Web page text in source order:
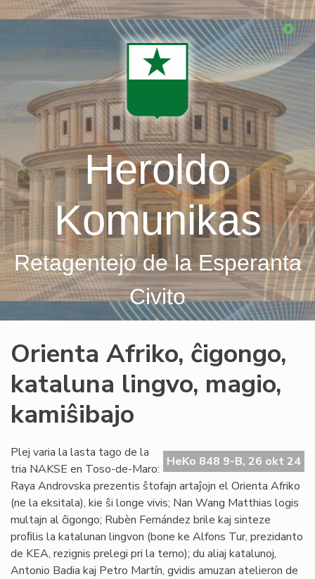
Skip
Heroldo
Komunikas
Retagentejo de la Esperanta
Civito
Orienta Afriko, ĉigongo,
kataluna lingvo, magio,
kamiŝibajo
HeKo 848 9-B, 26 okt 24
Plej varia la lasta tago de la
tria NAKSE en Toso-de-Maro:
Raya Androvska prezentis ŝtofajn artaĵojn el Orienta Afriko
(ne la eksitala), kie ŝi longe vivis; Nan Wang Matthias logis
multajn al ĉigongo; Rubèn Fernández brile kaj sinteze
proﬁlis la katalunan lingvon (bone ke Alfons Tur, prezidanto
de KEA, rezignis prelegi pri la temo); du aliaj katalunoj,
Antonio Badia kaj Petro Martín, gvidis amuzan atelieron de